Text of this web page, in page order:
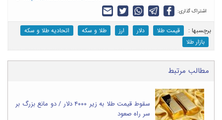
اشتراک گذاری:
برچسب‎ها : قیمت طلا دلار ارز طلا و سکه
اتحادیه طلا و سکه
بازار طلا
مطالب مرتبط
سقوط قیمت طلا به زیر ۴۰۰۰ دلار / دو مانع بزرگ بر
سر راه صعود